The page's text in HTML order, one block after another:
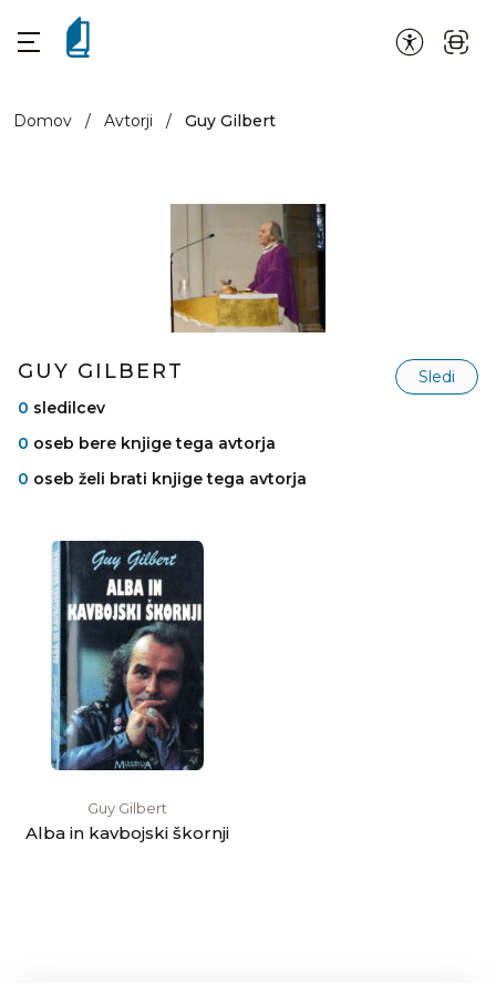
Domov / Avtorji / Guy Gilbert
GUY GILBERT
Sledi
0 sledilcev
0 oseb bere knjige tega avtorja
0 oseb želi brati knjige tega avtorja
Guy Gilbert
Alba in kavbojski škornji